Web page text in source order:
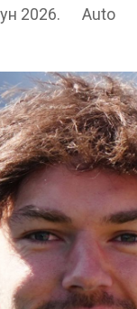
2026. Auto